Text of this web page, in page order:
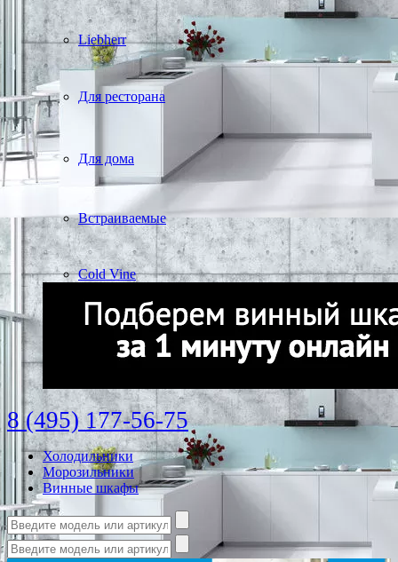
Liebherr
Для ресторана
Для дома
Встраиваемые
Cold Vine
8 (495) 177-56-75
Холодильники
Морозильники
Винные шкафы